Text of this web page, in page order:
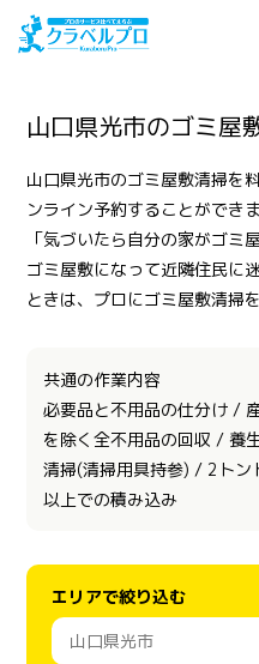
山口県光市のゴミ屋
山口県光市のゴミ屋敷清掃を
ンライン予約することができま
「気づいたら自分の家がゴミ
ゴミ屋敷になって近隣住民に
ときは、プロにゴミ屋敷清掃
共通の作業内容
必要品と不用品の仕分け /
を除く全不用品の回収 / 養
清掃(清掃用具持参) / 2トン
以上での積み込み
エリアで絞り込む